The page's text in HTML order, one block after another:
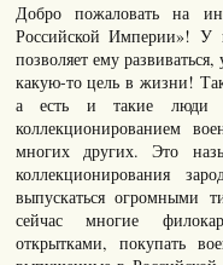
Добро пожаловать на
Российской Империи»! У
позволяет ему
какую-то цель в жизни!
а есть и такие люди
коллекционированием
многих других. Это
коллекционирования
выпускаться огромными
сейчас многие
открытками, покупать